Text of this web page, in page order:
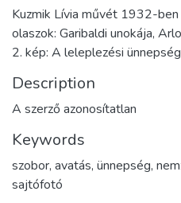
Kuzmik Lívia művét 1932-
olaszok: Garibaldi unokája,
2. kép: A leleplezési
Description
A szerző azonosítatlan
Keywords
szobor, avatás, ünnepség,
sajtófotó